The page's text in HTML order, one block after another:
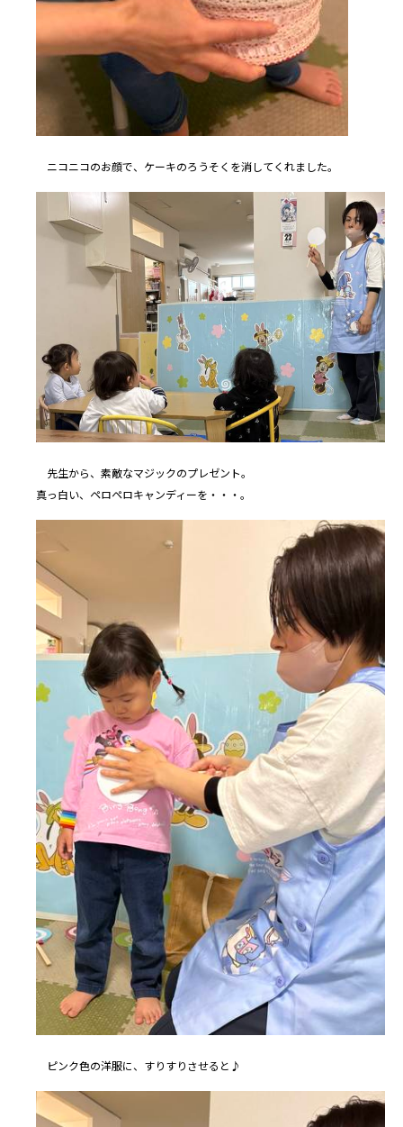
ニコニコのお顔で、ケーキのろうそくを消してくれました。
先生から、素敵なマジックのプレゼント。
真っ白い、ペロペロキャンディーを・・・。
ピンク色の洋服に、すりすりさせると♪